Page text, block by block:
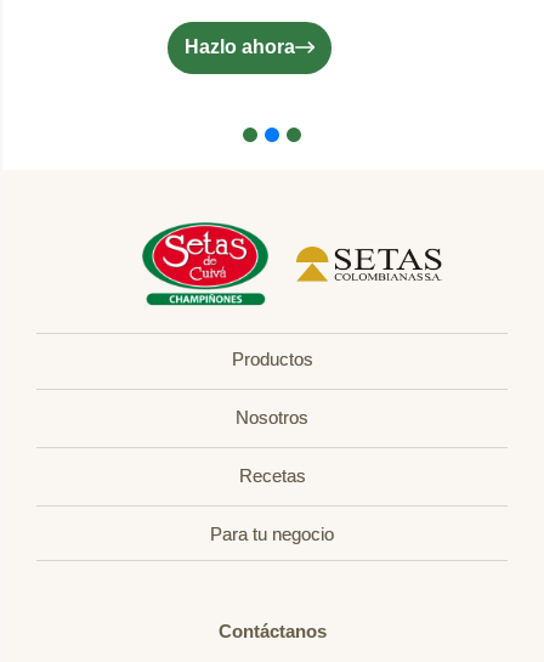
Hazlo ahora
Productos
Nosotros
Recetas
Para tu negocio
Contáctanos